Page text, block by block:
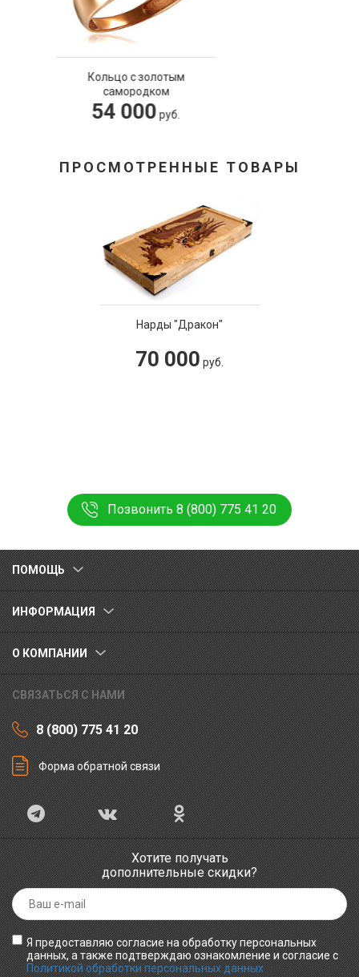
ПРОСМОТРЕННЫЕ ТОВАРЫ
Нарды "Дракон"
70 000 руб.
Позвонить 8 (800) 775 41 20
ПОМОЩЬ
ИНФОРМАЦИЯ
О КОМПАНИИ
СВЯЗАТЬСЯ С НАМИ
8 (800) 775 41 20
Форма обратной связи
Хотите получать
дополнительные скидки?
Я предоставляю согласие на обработку персональных
данных, а также подтверждаю ознакомление и согласие с
Политикой обработки персональных данных